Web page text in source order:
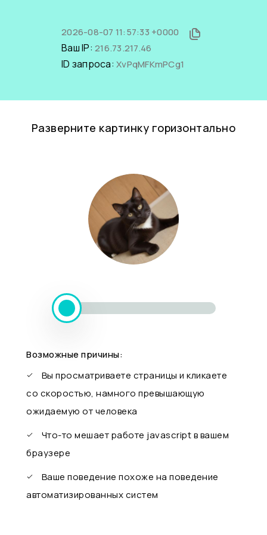
2026-08-07 11:57:33 +0000
Ваш IP: 216.73.217.46
ID запроса: XvPqMFKmPCg1
Разверните картинку горизонтально
Возможные причины:
Вы просматриваете страницы и кликаете
со скоростью, намного превышающую
ожидаемую от человека
Что-то мешает работе javascript в вашем
браузере
Ваше поведение похоже на поведение
автоматизированных систем